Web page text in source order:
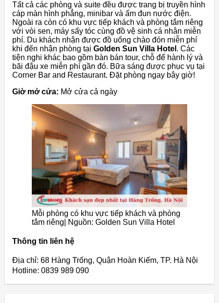
Tất cả các phòng và suite đều được trang bị truyền hình
cáp màn hình phẳng, minibar và ấm đun nước điện.
Ngoài ra còn có khu vực tiếp khách và phòng tắm riêng
với vòi sen, máy sấy tóc cùng đồ vệ sinh cá nhân miễn
phí. Du khách nhận được đồ uống chào đón miễn phí
khi đến nhận phòng tại Golden Sun Villa Hotel . Các
tiện nghi khác bao gồm bàn bán tour, chỗ để hành lý và
bãi đậu xe miễn phí gần đó. Bữa sáng được phục vụ tại
Corner Bar and Restaurant. Đặt phòng ngay bây giờ!
Giờ mở cửa: Mở cửa cả ngày
Mỗi phòng có khu vực tiếp khách và phòng
tắm riêng| Nguồn: Golden Sun Villa Hotel
Thông tin liên hệ
Địa chỉ: 68 Hàng Trống, Quận Hoàn Kiếm, TP. Hà Nội
Hotline: 0839 989 090